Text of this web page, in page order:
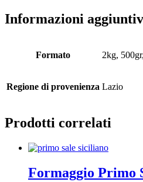
Informazioni
Formato 2kg,
Regione di provenienza Lazio
Prodotti correlati
Formaggio Primo